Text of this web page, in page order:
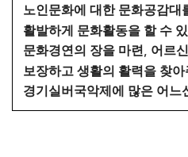
노인문화에 대한 문화공감대
활발하게 문화활동을 할 수
문화경연의 장을 마련 , 어르
보장하고 생활의 활력을 찾
경기실버국악제에 많은 어느